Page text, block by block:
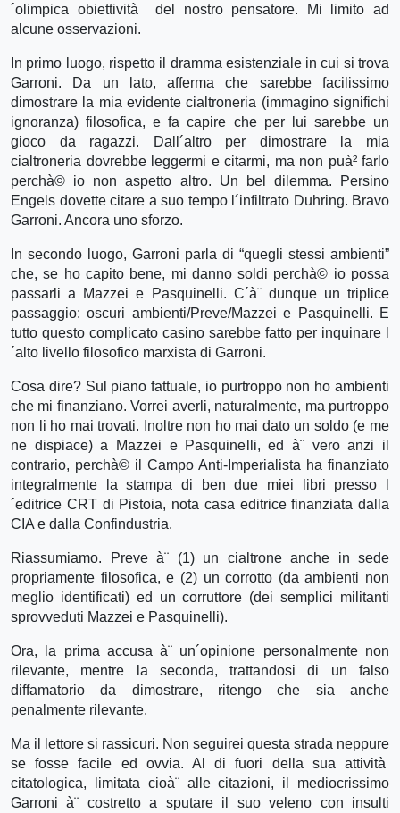
´olimpica obiettività del nostro pensatore. Mi limito ad
alcune osservazioni.
In primo luogo, rispetto il dramma esistenziale in cui si trova
Garroni. Da un lato, afferma che sarebbe facilissimo
dimostrare la mia evidente cialtroneria (immagino significhi
ignoranza) filosofica, e fa capire che per lui sarebbe un
gioco da ragazzi. Dall´altro per dimostrare la mia
cialtroneria dovrebbe leggermi e citarmi, ma non puà² farlo
perchà© io non aspetto altro. Un bel dilemma. Persino
Engels dovette citare a suo tempo l´infiltrato Duhring. Bravo
Garroni. Ancora uno sforzo.
In secondo luogo, Garroni parla di “quegli stessi ambienti”
che, se ho capito bene, mi danno soldi perchà© io possa
passarli a Mazzei e Pasquinelli. C´à¨ dunque un triplice
passaggio: oscuri ambienti/Preve/Mazzei e Pasquinelli. E
tutto questo complicato casino sarebbe fatto per inquinare l
´alto livello filosofico marxista di Garroni.
Cosa dire? Sul piano fattuale, io purtroppo non ho ambienti
che mi finanziano. Vorrei averli, naturalmente, ma purtroppo
non li ho mai trovati. Inoltre non ho mai dato un soldo (e me
ne dispiace) a Mazzei e Pasquinelli, ed à¨ vero anzi il
contrario, perchà© il Campo Anti-Imperialista ha finanziato
integralmente la stampa di ben due miei libri presso l
´editrice CRT di Pistoia, nota casa editrice finanziata dalla
CIA e dalla Confindustria.
Riassumiamo. Preve à¨ (1) un cialtrone anche in sede
propriamente filosofica, e (2) un corrotto (da ambienti non
meglio identificati) ed un corruttore (dei semplici militanti
sprovveduti Mazzei e Pasquinelli).
Ora, la prima accusa à¨ un´opinione personalmente non
rilevante, mentre la seconda, trattandosi di un falso
diffamatorio da dimostrare, ritengo che sia anche
penalmente rilevante.
Ma il lettore si rassicuri. Non seguirei questa strada neppure
se fosse facile ed ovvia. Al di fuori della sua attività
citatologica, limitata cioà¨ alle citazioni, il mediocrissimo
Garroni à¨ costretto a sputare il suo veleno con insulti